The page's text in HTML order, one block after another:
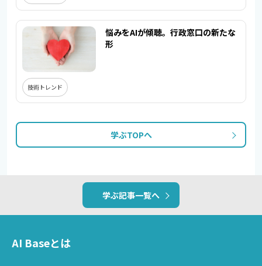
悩みをAIが傾聴。行政窓口の新たな
形
技術トレンド
学ぶTOPへ
学ぶ記事一覧へ
AI Baseとは